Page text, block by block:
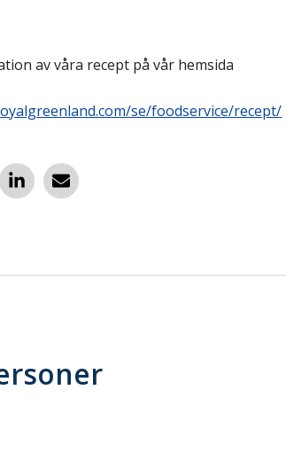
av våra recept på vår hemsida
se/foodservice/recept/